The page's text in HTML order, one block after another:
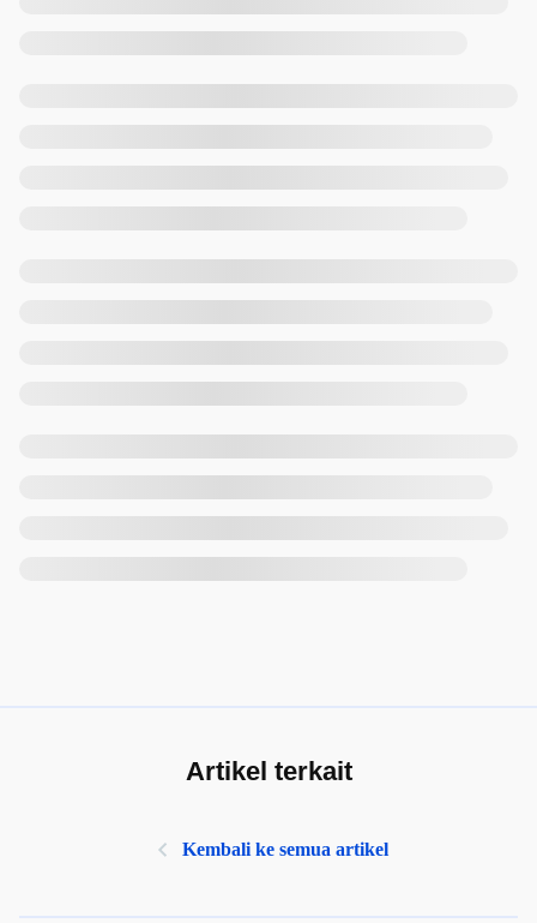
Artikel terkait
Kembali ke semua artikel